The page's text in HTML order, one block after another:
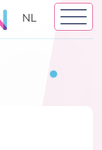
NL